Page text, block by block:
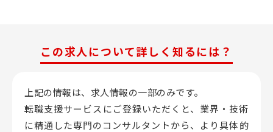
この求人について詳しく知るには？
上記の情報は、求人情報の一部のみです。
転職支援サービスにご登録いただくと、業界・技術
に精通した専門のコンサルタントから、 より具体的